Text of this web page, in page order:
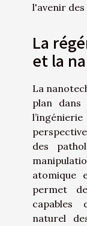
l'avenir des
La
et la
La
plan
des
atomique
permet
capables
naturel